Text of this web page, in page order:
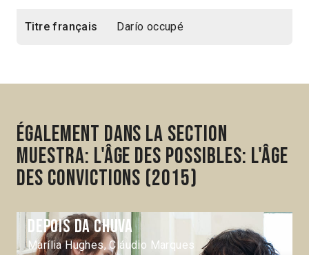
Titre français Darío occupé
Également dans la section
Muestra: L'âge des possibles: L'âge
des convictions (2015)
Depois da chuva
Marília Hughes, Cláudio Marques